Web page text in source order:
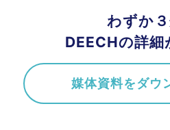
わずか
DEECHの詳細
媒体資料をダウ